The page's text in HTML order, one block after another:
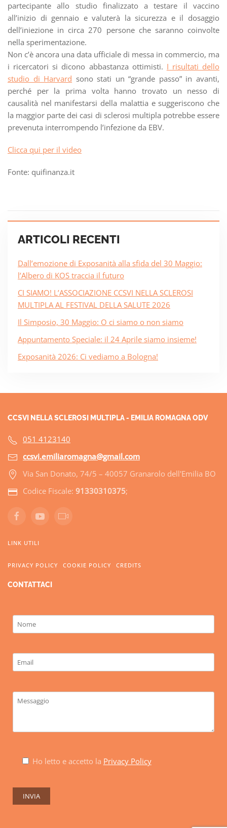
partecipante allo studio finalizzato a testare il vaccino
all’inizio di gennaio e valuterà la sicurezza e il dosaggio
dell’iniezione in circa 270 persone che saranno coinvolte
nella sperimentazione.
Non c’è ancora una data ufficiale di messa in commercio, ma
i ricercatori si dicono abbastanza ottimisti. I risultati dello
studio di Harvard sono stati un “grande passo” in avanti,
perché per la prima volta hanno trovato un nesso di
causalità nel manifestarsi della malattia e suggeriscono che
la maggior parte dei casi di sclerosi multipla potrebbe essere
prevenuta interrompendo l’infezione da EBV.
Clicca qui per il video
Fonte: quifinanza.it
ARTICOLI RECENTI
Dall’emozione di Exposanità alla sfida del 30 Maggio:
l’Albero di KOS traccia il futuro
CI SIAMO! L’ASSOCIAZIONE CCSVI NELLA SCLEROSI
MULTIPLA AL FESTIVAL DELLA SALUTE 2026
Il Simposio, 30 Maggio: O ci siamo o non siamo
Appuntamento Speciale: il 24 Aprile siamo insieme!
Exposanità 2026: Ci vediamo a Bologna!
CCSVI NELLA SCLEROSI MULTIPLA - EMILIA ROMAGNA ODV
051 4123140
ccsvi.emiliaromagna@gmail.com
Via San Donato, 74/5 – 40057 Granarolo dell'Emilia BO
Codice Fiscale: 91330310375;
LINK UTILI
PRIVACY POLICY COOKIE POLICY CREDITS
CONTATTACI
Ho letto e accetto la Privacy Policy